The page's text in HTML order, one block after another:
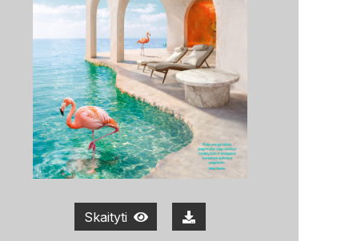
Skaityti